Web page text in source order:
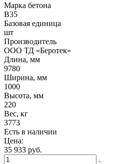
Марка бетона
B35
Базовая единица
шт
Производитель
ООО ТД «Беротек»
Длина, мм
9780
Ширина, мм
1000
Высота, мм
220
Вес, кг
3773
Есть в наличии
Цена:
35 933 руб.
.